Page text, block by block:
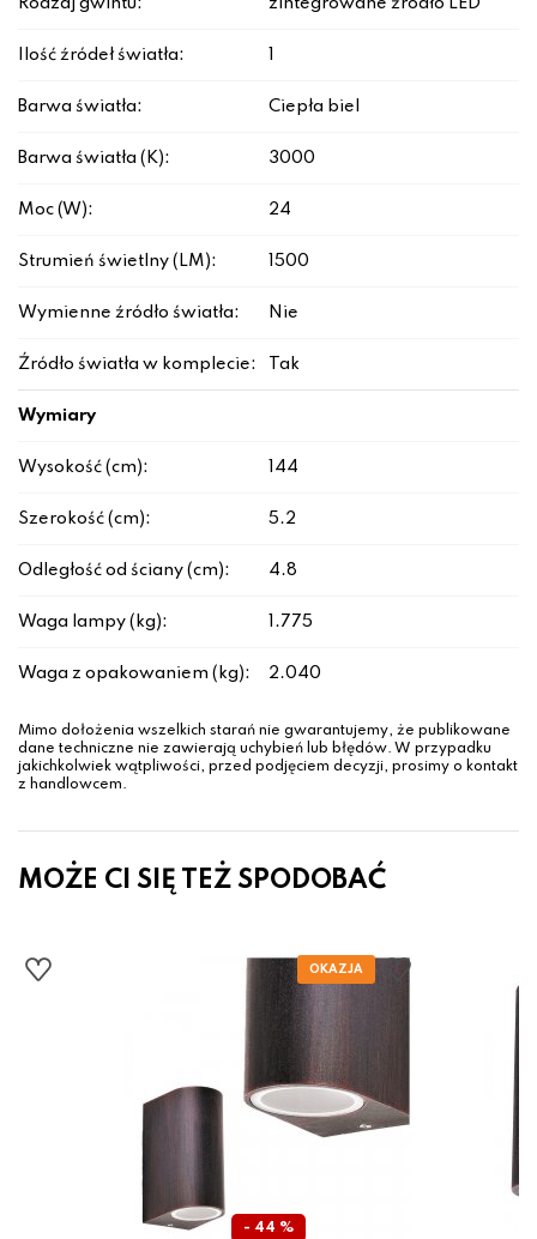
Rodzaj gwintu: zintegrowane źródło LED
Ilość źródeł światła:
Barwa światła: Ciepła biel
Barwa światła (K): 3000
Moc (W): 24
Strumień świetlny (LM): 1500
Wymienne źródło światła: Nie
Źródło światła w komplecie: Tak
Wymiary
Wysokość (cm): 144
Szerokość (cm): 5.2
Odległość od ściany (cm): 4.8
Waga lampy (kg): 1.775
Waga z opakowaniem (kg): 2.040
Mimo dołożenia wszelkich starań nie gwarantujemy, że publikowane
dane techniczne nie zawierają uchybień lub błędów. W przypadku
jakichkolwiek wątpliwości, przed podjęciem decyzji, prosimy o kontakt
z handlowcem.
MOŻE CI SIĘ TEŻ SPODOBAĆ
- 44 %